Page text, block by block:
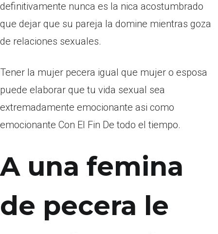
definitivamente nunca es la niсa acostumbrado
que dejar que su pareja la domine mientras goza
de relaciones sexuales.
Tener la mujer pecera igual que mujer o esposa
puede elaborar que tu vida sexual sea
extremadamente emocionante asi­ como
emocionante Con El Fin De todo el tiempo.
A una femina
de pecera le